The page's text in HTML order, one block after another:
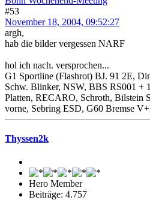
#53
November 18, 2004, 09:52:27
argh,
hab die bilder vergessen NARF
hol ich nach. versprochen...
G1 Sportline (Flashrot) BJ. 91 2E,
Schw. Blinker, NSW, BBS RS001 +
Platten, RECARO, Schroth, Bilstein
vorne, Sebring ESD, G60 Bremse
Thyssen2k
Hero Member
Beiträge: 4.757